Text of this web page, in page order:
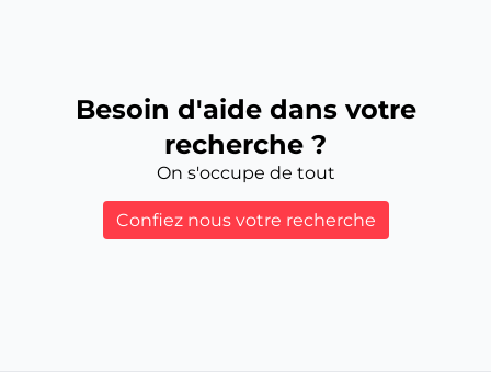
Besoin d'aide dans votre
recherche ?
On s'occupe de tout
Confiez nous votre recherche